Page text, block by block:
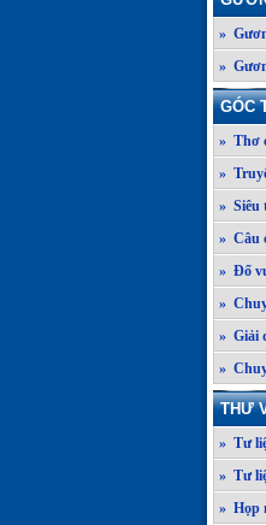
»
»
GÓC
» Thơ
»
» Siêu
» Câu
» Đố
»
» Giải
»
THƯ
» Tư
» Tư
» Họp